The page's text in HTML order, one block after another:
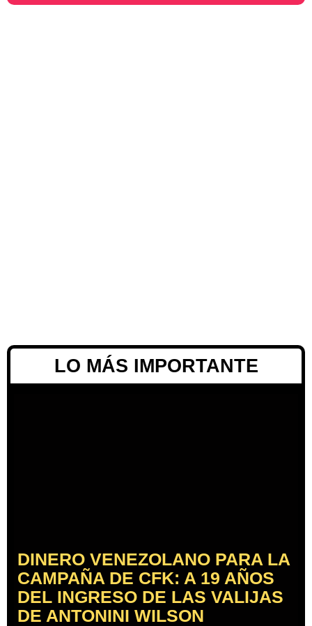
LO MÁS IMPORTANTE
DINERO VENEZOLANO PARA LA
CAMPAÑA DE CFK: A 19 AÑOS
DEL INGRESO DE LAS VALIJAS
DE ANTONINI WILSON